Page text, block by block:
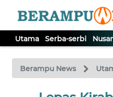
Utama Serba-serbi
Berampu News
Tutup